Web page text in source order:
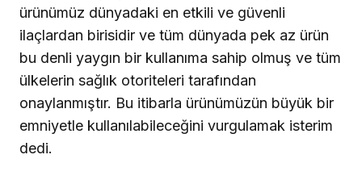
ürünümüz dünyadaki en etkili ve güvenli
ilaçlardan birisidir ve tüm dünyada pek az ürün
bu denli yaygın bir kullanıma sahip olmuş ve tüm
ülkelerin sağlık otoriteleri tarafından
onaylanmıştır. Bu itibarla ürünümüzün büyük bir
emniyetle kullanılabileceğini vurgulamak isterim
dedi.